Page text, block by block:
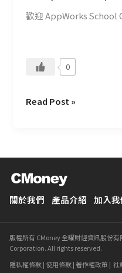
歡迎 AppWorks School
0
Read Post »
關於我們 產品介紹 加入我
版權所有 CMoney 全曜財經資訊股份
Corporation. All rights reserved.
隱私權條款|使用條款| 著作權政策| 社